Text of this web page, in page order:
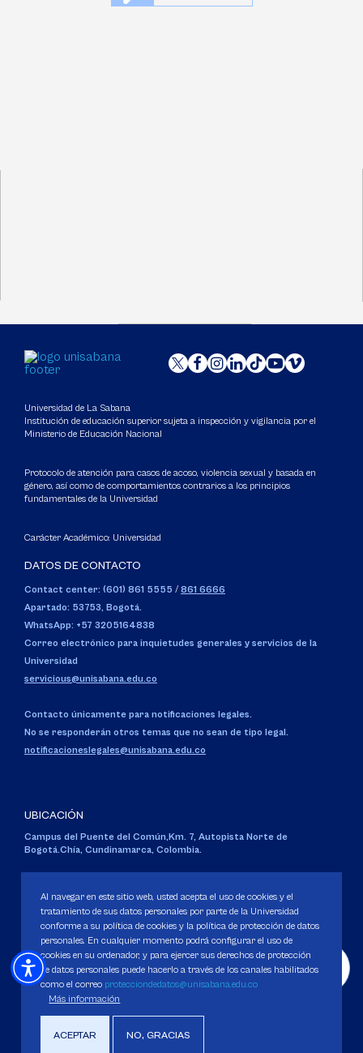
Universidad de La Sabana
Institución de educación superior sujeta a inspección y vigilancia por el
Ministerio de Educación Nacional
Protocolo de atención para casos de acoso, violencia sexual y basada en
género, así como de comportamientos contrarios a los principios
fundamentales de la Universidad
Carácter Académico: Universidad
DATOS DE CONTACTO
Contact center: (601) 861 5555 / 861 6666
Apartado: 53753, Bogotá.
WhatsApp: +57 3205164838
Correo electrónico para inquietudes generales y servicios de la
Universidad
servicious@unisabana.edu.co
Contacto únicamente para notificaciones legales.
No se responderán otros temas que no sean de tipo legal.
notificacioneslegales@unisabana.edu.co
UBICACIÓN
Campus del Puente del Común,Km. 7, Autopista Norte de
Bogotá.Chía, Cundinamarca, Colombia.
Personería Jurídica:Resolución 130 del 14 de enero de 1980.
Ministerio de Educación Nacional.
Política de Protección de datos
Derechos Pecuniarios
Al navegar en este sitio web, usted acepta el uso de cookies y el
tratamiento de sus datos personales por parte de la Universidad
conforme a su política de cookies y la política de protección de datos
personales. En cualquier momento podrá configurar el uso de
cookies en su ordenador, y para ejercer sus derechos de protección
de datos personales puede hacerlo a través de los canales habilitados
como el correo protecciondedatos@unisabana.edu.co
Más información
ACEPTAR NO, GRACIAS